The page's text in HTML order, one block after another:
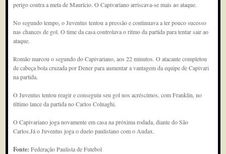
perigo contra a meta de Maurício. O Capivariano arriscava-se mais ao ataque.
No segundo tempo, o Juventus tentou a pressão e continuava a ter pouco sucesso
nas chances de gol. O time da casa controlava o ritmo da partida para tentar sair ao
ataque.
Romão marcou o segundo do Capivariano, aos 22 minutos. O atacante completou
de cabeça bola cruzada por Dener para aumentar a vantagem da equipe de Capivari
na partida.
O Juventus tentou reagir e conseguiu seu gol nos acréscimos, com Franklin, no
último lance da partida no Carlos Colnaghi.
O Capivariano joga novamente em casa na próxima rodada, diante do São
Carlos.Já o Juventus joga o duelo paulistano com o Audax.
Fonte:Federação Paulista de Futebol